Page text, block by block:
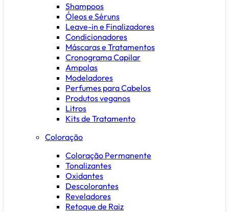
Shampoos
Óleos e Séruns
Leave-in e Finalizadores
Condicionadores
Máscaras e Tratamentos
Cronograma Capilar
Ampolas
Modeladores
Perfumes para Cabelos
Produtos veganos
Litros
Kits de Tratamento
Coloração
Coloração Permanente
Tonalizantes
Oxidantes
Descolorantes
Reveladores
Retoque de Raiz